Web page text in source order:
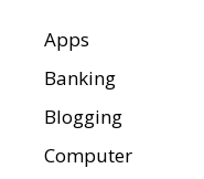
Apps
Banking
Blogging
Computer